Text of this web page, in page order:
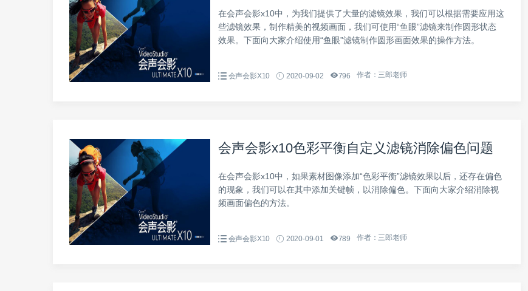
在会声会影x10中，为我们提供了大量的滤镜效果，我们可以根据需要应用这
些滤镜效果，制作精美的视频画面，我们可使用“鱼眼”滤镜来制作圆形状态
效果。下面向大家介绍使用“鱼眼”滤镜制作圆形画面效果的操作方法。
会声会影X10 2020-09-02 796 作者：三郎老师
会声会影x10色彩平衡自定义滤镜消除偏色问题
在会声会影x10中，​如果素材图像添加“色彩平衡”滤镜效果以后，还存在偏色
的现象，我们可以在其中添加关键帧，以消除偏色。下面向大家介绍消除视
频画面偏色的方法。
会声会影X10 2020-09-01 789 作者：三郎老师